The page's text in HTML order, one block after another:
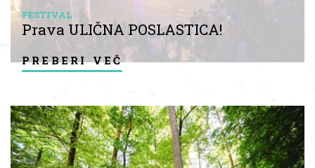
FESTIVAL
Prava ULIČNA POSLASTICA!
preberi več